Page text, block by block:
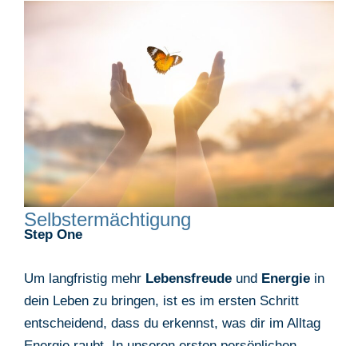
Selbstermächtigung
Step One
Um langfristig mehr Lebensfreude und Energie in
dein Leben zu bringen, ist es im ersten Schritt
entscheidend, dass du erkennst, was dir im Alltag